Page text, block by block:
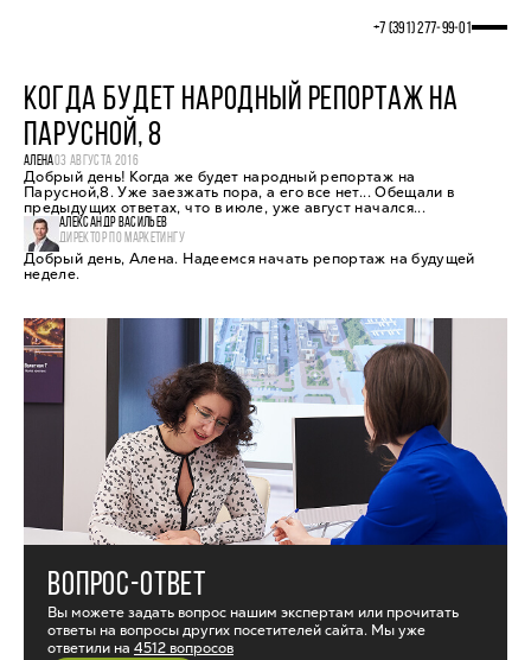
+7 (391) 277‒99‒01
КОГДА БУДЕТ НАРОДНЫЙ РЕПОРТАЖ НА
ПАРУСНОЙ, 8
АЛЕНА03 АВГУСТА 2016
Добрый день! Когда же будет народный репортаж на
Парусной,8. Уже заезжать пора, а его все нет... Обещали в
предыдущих ответах, что в июле, уже август начался...
АЛЕКСАНДР ВАСИЛЬЕВ
ДИРЕКТОР ПО МАРКЕТИНГУ
Добрый день, Алена. Надеемся начать репортаж на будущей
неделе.
ВОПРОС-ОТВЕТ
Вы можете задать вопрос нашим экспертам или прочитать
ответы на вопросы других посетителей сайта. Мы уже
ответили на 4512 вопросов